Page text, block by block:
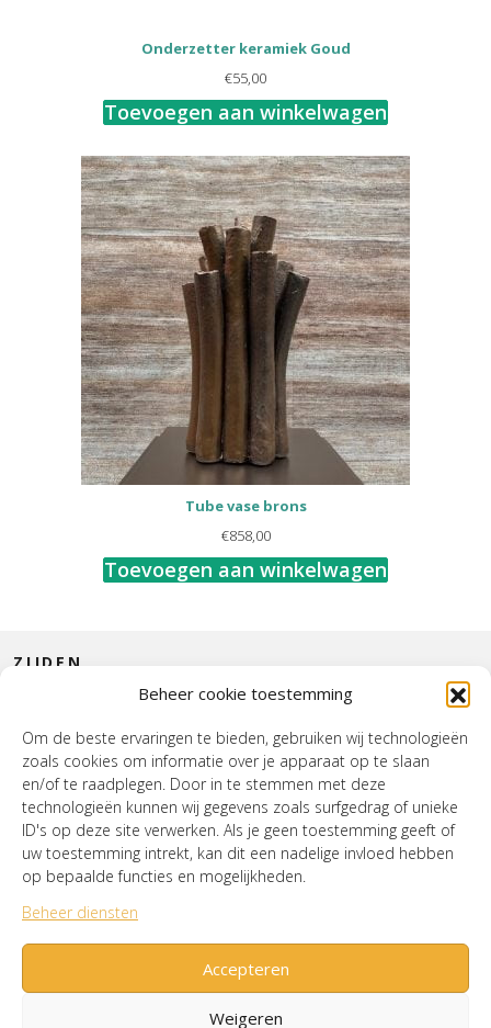
Beheer cookie toestemming
Om de beste ervaringen te bieden, gebruiken wij technologieën
zoals cookies om informatie over je apparaat op te slaan
en/of te raadplegen. Door in te stemmen met deze
technologieën kunnen wij gegevens zoals surfgedrag of unieke
ID's op deze site verwerken. Als je geen toestemming geeft of
uw toestemming intrekt, kan dit een nadelige invloed hebben
op bepaalde functies en mogelijkheden.
Beheer diensten
Accepteren
Weigeren
Onderzetter keramiek Goud
€55,00
Toevoegen aan winkelwagen
Tube vase brons
€858,00
Toevoegen aan winkelwagen
HOUSE OF WURPEL
OPENINGSTIJDEN
ZIJDEN
INTERIEUR
Verzenden & RetournerenCookiebeleid (EU)
Mijn account